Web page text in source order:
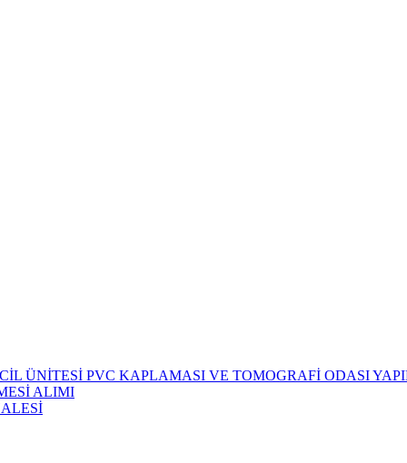
ÜNİTESİ PVC KAPLAMASI VE TOMOGRAFİ ODASI
ALIMI